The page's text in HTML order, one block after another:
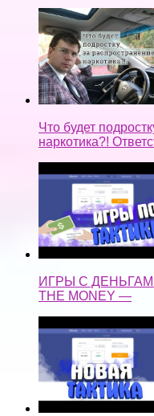
Что будет
наркотика?!
ИГРЫ С
THE MONEY —